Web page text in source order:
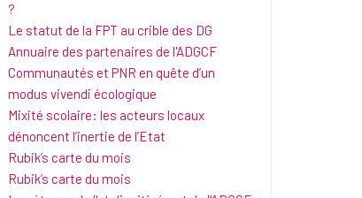
?
Le statut de la FPT au crible des DG
Annuaire des partenaires de l'ADGCF
Communautés et PNR en quête d’un
modus vivendi écologique
Mixité scolaire: les acteurs locaux
dénoncent l’inertie de l’Etat
Rubik’s carte du mois
Rubik’s carte du mois